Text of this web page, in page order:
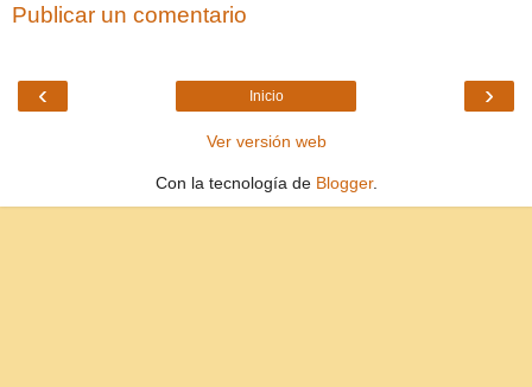
Publicar un comentario
‹ ›
Inicio
Ver versión web
Con la tecnología de Blogger.